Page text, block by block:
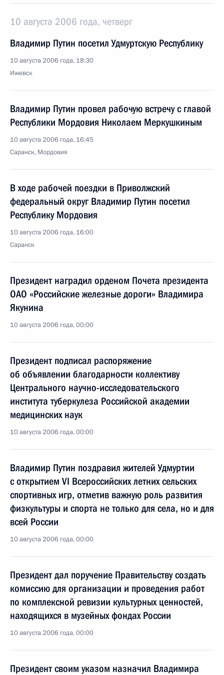
10 августа 2006 года, четверг
Владимир Путин посетил Удмуртскую Республику
10 августа 2006 года, 18:30
Ижевск
Владимир Путин провел рабочую встречу с главой
Республики Мордовия Николаем Меркушкиным
10 августа 2006 года, 16:45
Саранск, Мордовия
В ходе рабочей поездки в Приволжский
федеральный округ Владимир Путин посетил
Республику Мордовия
10 августа 2006 года, 16:00
Саранск
Президент наградил орденом Почета президента
ОАО «Российские железные дороги» Владимира
Якунина
10 августа 2006 года, 00:00
Президент подписал распоряжение
об объявлении благодарности коллективу
Центрального научно-исследовательского
института туберкулеза Российской академии
медицинских наук
10 августа 2006 года, 00:00
Владимир Путин поздравил жителей Удмуртии
с открытием VI Всероссийских летних сельских
спортивных игр, отметив важную роль развития
физкультуры и спорта не только для села, но и для
всей России
10 августа 2006 года, 00:00
Президент дал поручение Правительству создать
комиссию для организации и проведения работ
по комплексной ревизии культурных ценностей,
находящихся в музейных фондах России
10 августа 2006 года, 00:00
Президент своим указом назначил Владимира